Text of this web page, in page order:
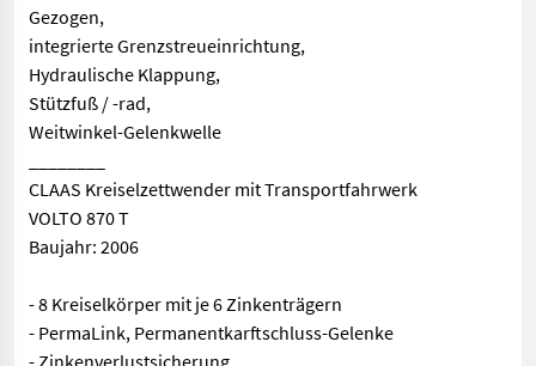
Gezogen,
integrierte Grenzstreueinrichtung,
Hydraulische Klappung,
Stützfuß / -rad,
Weitwinkel-Gelenkwelle
CLAAS Kreiselzettwender mit Transportfahrwerk
VOLTO 870 T
Baujahr: 2006
- 8 Kreiselkörper mit je 6 Zinkenträgern
- PermaLink, Permanentkarftschluss-Gelenke
- Zinkenverlustsicherung